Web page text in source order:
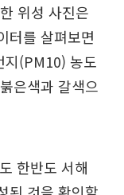
위성 사진은
터를 살펴보면
지(PM10) 농도
은색과 갈색으
한반도 서해